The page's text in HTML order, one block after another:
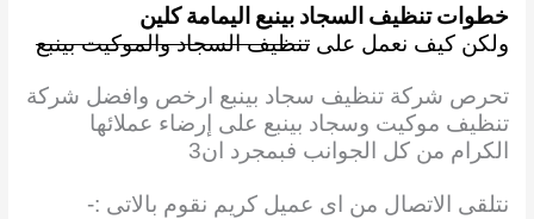
خطوات تنظيف السجاد بينبع اليمامة كلين
ولكن كيف نعمل علىتنظيف السجاد والموكيت بينبع
تحرص شركة تنظيف سجاد بينبع ارخص وافضل شركة
تنظيف موكيت وسجاد بينبع على إرضاء عملائها
الكرام من كل الجوانب فبمجرد ان3
نتلقى الاتصال من اى عميل كريم نقوم بالاتى :-